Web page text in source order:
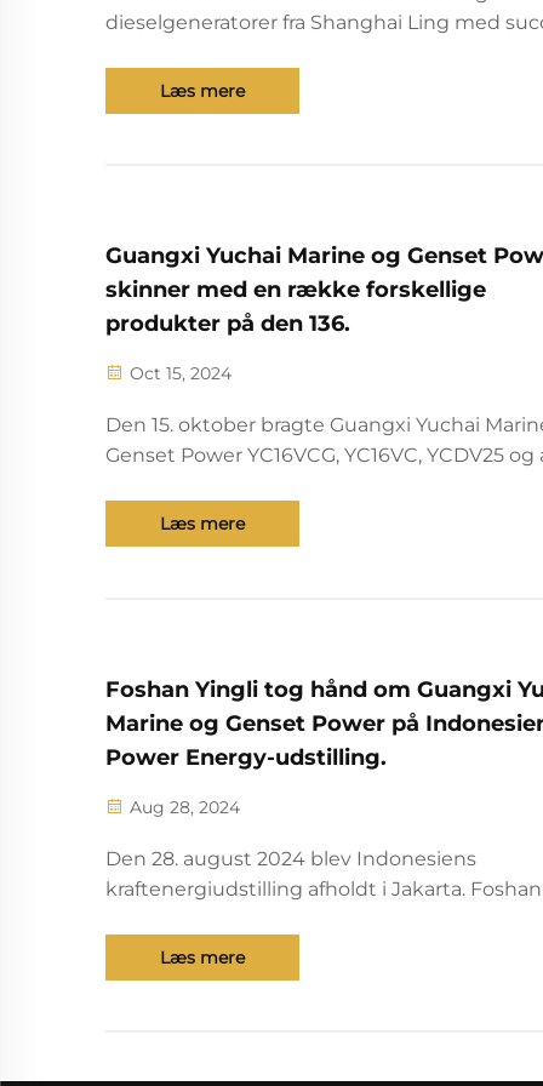
dieselgeneratorer fra Shanghai Ling med
kanalen.Læs mere
Guangxi Yuchai Marine og Genset
skinner med en række forskellige
produkter på den 136.
Oct 15, 2024
Den 15. oktober bragte Guangxi Yuchai
Genset Power YC16VCG, YC16VC, YCDV25
Eksport Messen (herefter benævnt "Canton
som vandt mange handlende. Op til n...
Læs mere
Foshan Yingli tog hånd om Guangxi
Marine og Genset Power på
Power Energy-udstilling.
Aug 28, 2024
Den 28. august 2024 blev Indonesiens
kraftenergiudstilling afholdt i Jakarta. Foshan
Marine og Genset Power i denne udstilling
fokus for opmærksomheden. I denne
Læs mere